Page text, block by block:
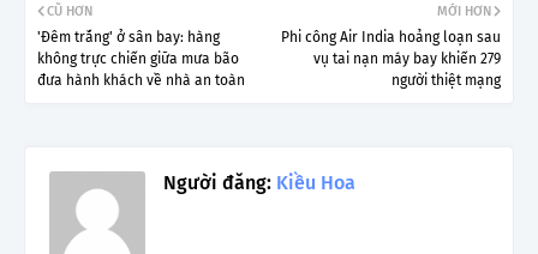
MỚI HƠN
Phi công Air India hoảng loạn sau
vụ tai nạn máy bay khiến 279
người thiệt mạng
CŨ HƠN
'Đêm trắng' ở sân bay: hàng
không trực chiến giữa mưa bão
đưa hành khách về nhà an toàn
Người đăng: Kiều Hoa